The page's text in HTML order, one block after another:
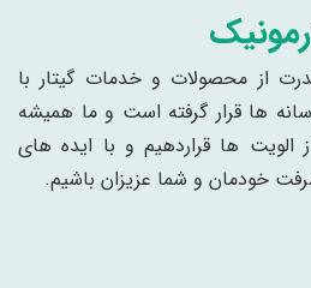
از محصولات و خدمات گیتار با
ها قرار گرفته است و ما همیشه
الویت ها قراردهیم و با ایده های
خودمان و شما عزیزان باشیم.